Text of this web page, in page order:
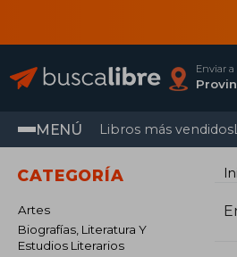
Enviar a
MENÚ Libros más vendidos
CATEGORÍA
Artes
Biografías, Literatura Y
Estudios Literarios